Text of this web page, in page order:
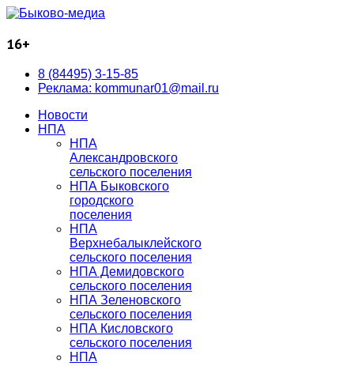
16+
8 (84495) 3-15-85
Реклама: kommunar01@mail.ru
Новости
НПА
НПА
Александровского
сельского поселения
НПА Быковского
городского
поселения
НПА
Верхнебалыклейского
сельского поселения
НПА Демидовского
сельского поселения
НПА Зеленовского
сельского поселения
НПА Кисловского
сельского поселения
НПА